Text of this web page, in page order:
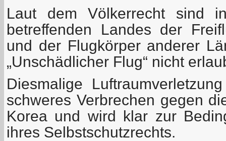
Laut dem Völkerrecht sind
betreffenden Landes der
und der Flugkörper anderer
„Unschädlicher Flug“ nicht
Diesmalige
schweres Verbrechen gegen
Korea und wird klar zur
ihres Selbstschutzrechts.